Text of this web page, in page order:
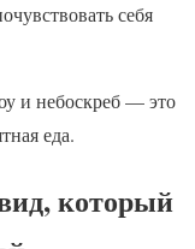
себя
и небоскреб — это
еда.
который